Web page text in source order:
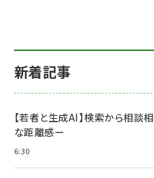
新着記事
【若者と生成AI】検索から相談
な距離感ー
6:30